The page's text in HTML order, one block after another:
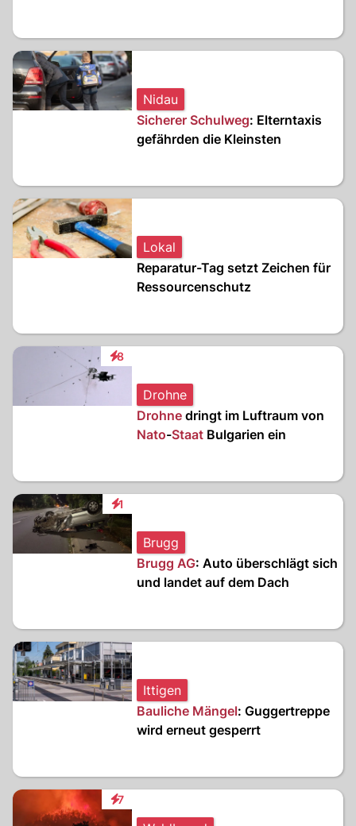
Nidau
Sicherer Schulweg: Elterntaxis
gefährden die Kleinsten
Lokal
Reparatur-Tag setzt Zeichen für
Ressourcenschutz
8
Interaktionen
Drohne
Drohne dringt im Luftraum von
Nato-Staat Bulgarien ein
1
Interaktionen
Brugg
Brugg AG: Auto überschlägt sich
und landet auf dem Dach
Ittigen
Bauliche Mängel: Guggertreppe
wird erneut gesperrt
7
Interaktionen